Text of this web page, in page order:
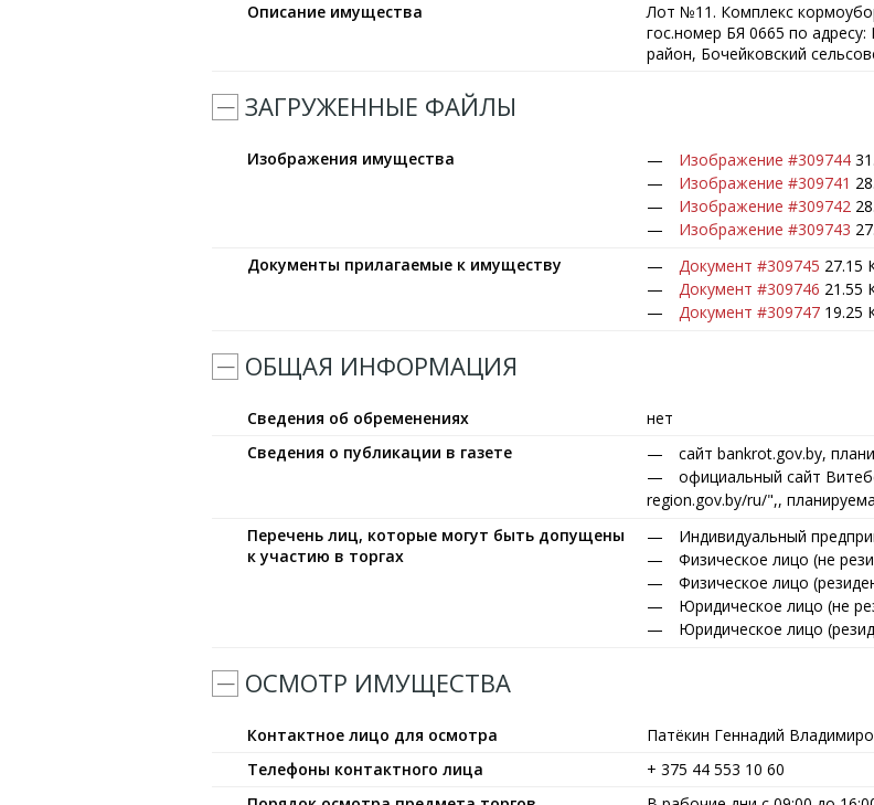
Описание имущества
Лот №11. Комплекс
гос.номер БЯ 0665 по
район, Бочейковский
ЗАГРУЖЕННЫЕ ФАЙЛЫ
Изображения имущества Изображение #309744
Изображение #309741
Изображение #309742
Изображение #309743
Документы прилагаемые к имуществу
Документ #309745 27.15
Документ #309746 21.55
Документ #309747 19.25
ОБЩАЯ ИНФОРМАЦИЯ
Сведения об обременениях
нет
Сведения о публикации в газете
сайт bankrot.gov.by,
официальный сайт
region.gov.by/ru/",,
Перечень лиц, которые могут быть допущены
к участию в торгах
Индивидуальный
Физическое лицо (не
Физическое лицо
Юридическое лицо (не
Юридическое лицо
ОСМОТР ИМУЩЕСТВА
Контактное лицо для осмотра
Патёкин Геннадий
Телефоны контактного лица
+ 375 44 553 10 60